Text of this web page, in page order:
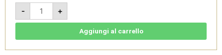
-
Passorosso
2018
Magnum
1,5
Rosso
+
Aggiungi al carrello